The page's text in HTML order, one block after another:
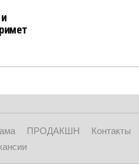
ПРОДАКШН
Контакты